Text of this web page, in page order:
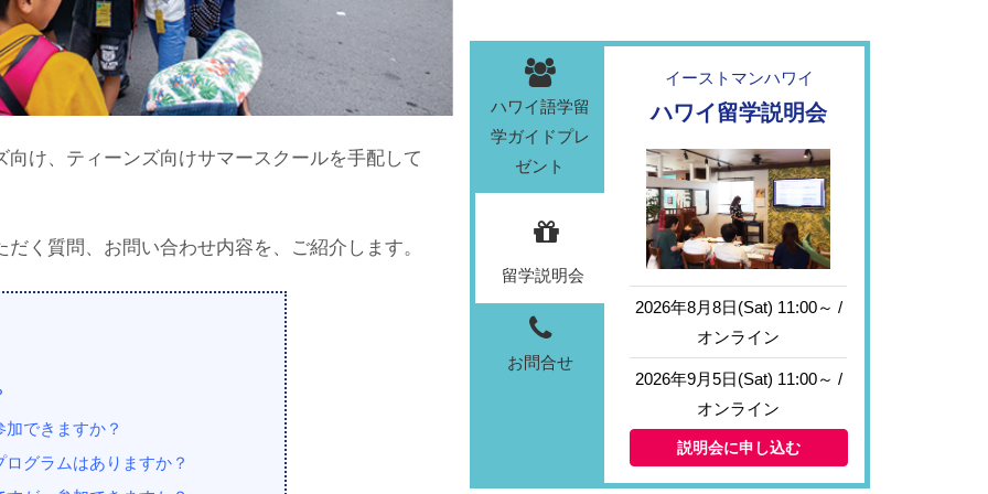
け、ティーンズ向けサマースクールを手配して
く質問、お問い合わせ内容を、ご紹介します。
できますか？
グラムはありますか？
ハワイ語学留
学ガイドプレ
ゼント
留学説明会
お問合せ
イーストマンハワイ
ハワイ留学説明会
2026年8月8日(Sat) 11:00～ /
オンライン
2026年9月5日(Sat) 11:00～ /
オンライン
説明会に申し込む